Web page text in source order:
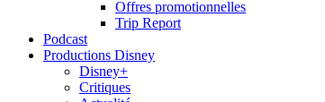
Offres promotionnelles
Trip Report
Podcast
Productions Disney
Disney+
Critiques